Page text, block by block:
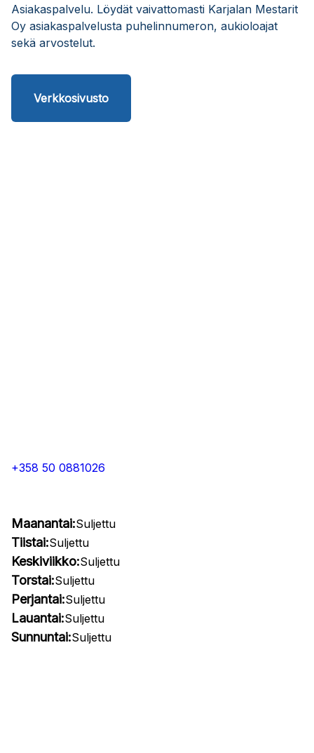
Asiakaspalvelu. Löydät vaivattomasti Karjalan Mestarit
Oy asiakaspalvelusta puhelinnumeron, aukioloajat
sekä arvostelut.
Verkkosivusto
+358 50 0881026
Maanantai:Suljettu
Tiistai:Suljettu
Keskiviikko:Suljettu
Torstai:Suljettu
Perjantai:Suljettu
Lauantai:Suljettu
Sunnuntai:Suljettu